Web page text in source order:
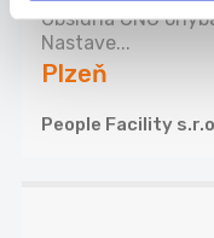
Obsluha CNC
Nastave...
Plzeň
People Facility